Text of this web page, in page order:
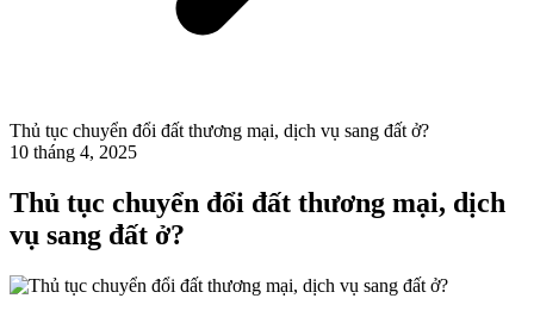
Thủ tục chuyển đổi đất thương mại, dịch vụ sang đất ở?
10 tháng 4, 2025
Thủ tục chuyển đổi đất thương mại, dịch
vụ sang đất ở?